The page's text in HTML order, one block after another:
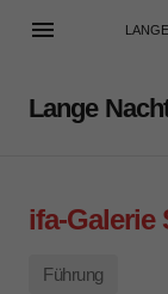
Lange
ifa-Galerie
Führung